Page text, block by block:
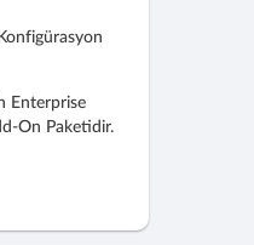
Enterprise
On Paketidir.